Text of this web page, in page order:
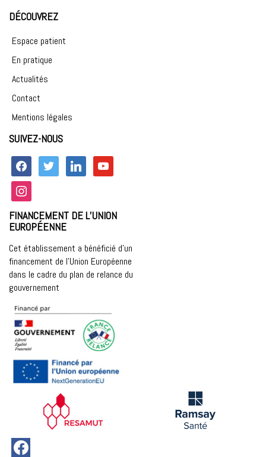
DÉCOUVREZ
Espace patient
En pratique
Actualités
Contact
Mentions légales
SUIVEZ-NOUS
facebooktwitter linkedin youtube
instagram
FINANCEMENT DE L’UNION
EUROPÉENNE
Cet établissement a bénéficié d’un
financement de l’Union Européenne
dans le cadre du plan de relance du
gouvernement